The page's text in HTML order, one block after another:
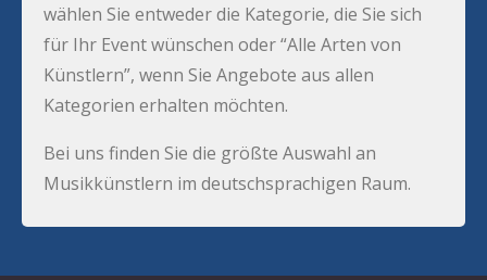
wählen Sie entweder die Kategorie, die Sie sich
für Ihr Event wünschen oder “Alle Arten von
Künstlern”, wenn Sie Angebote aus allen
Kategorien erhalten möchten.
Bei uns finden Sie die größte Auswahl an
Musikkünstlern im deutschsprachigen Raum.